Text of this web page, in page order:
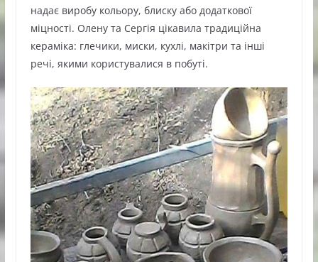
надає виробу кольору, блиску або додаткової
міцності. Олену та Сергія цікавила традиційна
кераміка: глечики, миски, кухлі, макітри та інші
речі, якими користувалися в побуті.